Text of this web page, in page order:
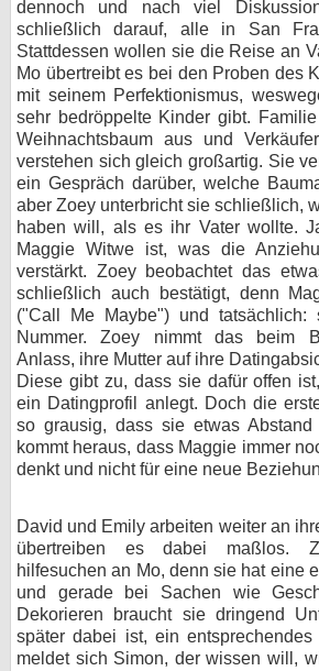
dennoch und nach viel
schließlich darauf, alle in San
Stattdessen wollen sie die Reise an
Mo übertreibt es bei den Proben des
mit seinem Perfektionismus,
sehr bedröppelte Kinder gibt.
Weihnachtsbaum aus und
verstehen sich gleich großartig. Sie
ein Gespräch darüber, welche
aber Zoey unterbricht sie schließlich,
haben will, als es ihr Vater wollte.
Maggie Witwe ist, was die
verstärkt. Zoey beobachtet das
schließlich auch bestätigt, denn
("Call Me Maybe") und tatsächlich:
Nummer. Zoey nimmt das beim
Anlass, ihre Mutter auf ihre
Diese gibt zu, dass sie dafür offen
ein Datingprofil anlegt. Doch die
so grausig, dass sie etwas
kommt heraus, dass Maggie immer
denkt und nicht für eine neue
David und Emily arbeiten weiter an
übertreiben es dabei maßlos.
hilfesuchen an Mo, denn sie hat eine
und gerade bei Sachen wie
Dekorieren braucht sie dringend
später dabei ist, ein
meldet sich Simon, der wissen will,